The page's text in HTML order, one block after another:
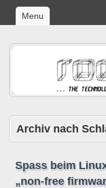
Menu
Archiv nach
Spass beim
„non-free